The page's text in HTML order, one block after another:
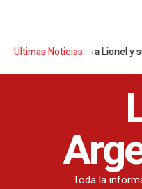
Ultimas Noticias:
argentina a Lionel y su familia
Toda la